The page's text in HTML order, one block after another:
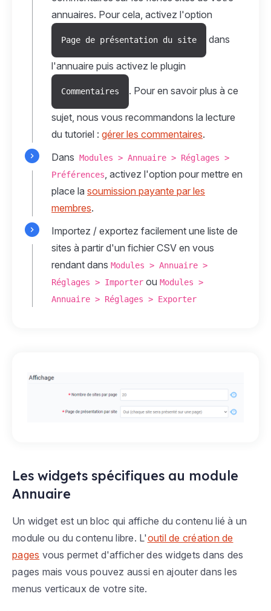
annuaires. Pour cela, activez l'option
Page de présentation du site dans
l'annuaire puis activez le plugin
Commentaires . Pour en savoir plus à ce
sujet, nous vous recommandons la lecture
du tutoriel : gérer les commentaires.
Dans Modules > Annuaire > Réglages >
Préférences , activez l'option pour mettre en
place la soumission payante par les
membres.
Importez / exportez facilement une liste de
sites à partir d'un fichier CSV en vous
rendant dans Modules > Annuaire >
Réglages > Importer ou Modules >
Annuaire > Réglages > Exporter
Les widgets spécifiques au module
Annuaire
Un widget est un bloc qui affiche du contenu lié à un
module ou du contenu libre. L'outil de création de
pages vous permet d'afficher des widgets dans des
pages mais vous pouvez aussi en ajouter dans les
menus verticaux de votre site.